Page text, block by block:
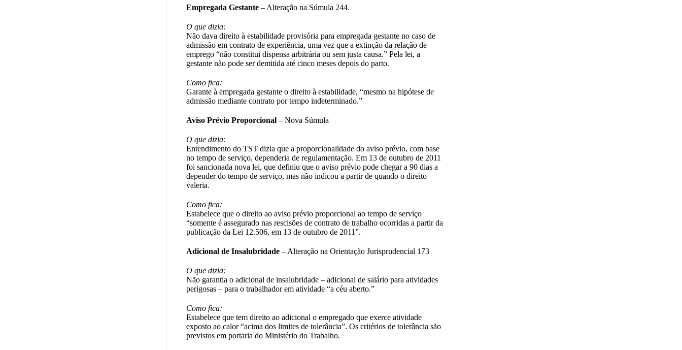
Empregada Gestante – Alteração na Súmula 244.
O que dizia:
Não dava direito à estabilidade provisória para empregada gestante no caso de
admissão em contrato de experiência, uma vez que a extinção da relação de
emprego “não constitui dispensa arbitrária ou sem justa causa.” Pela lei, a
gestante não pode ser demitida até cinco meses depois do parto.
Como fica:
Garante à empregada gestante o direito à estabilidade, “mesmo na hipótese de
admissão mediante contrato por tempo indeterminado.”
Aviso Prévio Proporcional – Nova Súmula
O que dizia:
Entendimento do TST dizia que a proporcionalidade do aviso prévio, com base
no tempo de serviço, dependeria de regulamentação. Em 13 de outubro de 2011
foi sancionada nova lei, que definiu que o aviso prévio pode chegar a 90 dias a
depender do tempo de serviço, mas não indicou a partir de quando o direito
valeria.
Como fica:
Estabelece que o direito ao aviso prévio proporcional ao tempo de serviço
“somente é assegurado nas rescisões de contrato de trabalho ocorridas a partir da
publicação da Lei 12.506, em 13 de outubro de 2011”.
Adicional de Insalubridade – Alteração na Orientação Jurisprudencial 173
O que dizia:
Não garantia o adicional de insalubridade – adicional de salário para atividades
perigosas – para o trabalhador em atividade “a céu aberto.”
Como fica:
Estabelece que tem direito ao adicional o empregado que exerce atividade
exposto ao calor “acima dos limites de tolerância”. Os critérios de tolerância são
previstos em portaria do Ministério do Trabalho.